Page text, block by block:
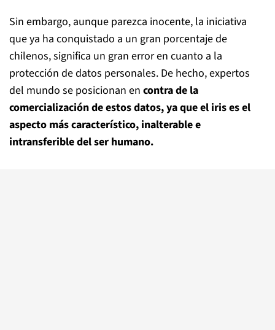
Sin embargo, aunque parezca inocente, la iniciativa
que ya ha conquistado a un gran porcentaje de
chilenos, significa un gran error en cuanto a la
protección de datos personales. De hecho, expertos
del mundo se posicionan en contra de la
comercialización de estos datos, ya que el iris es el
aspecto más característico, inalterable e
intransferible del ser humano.